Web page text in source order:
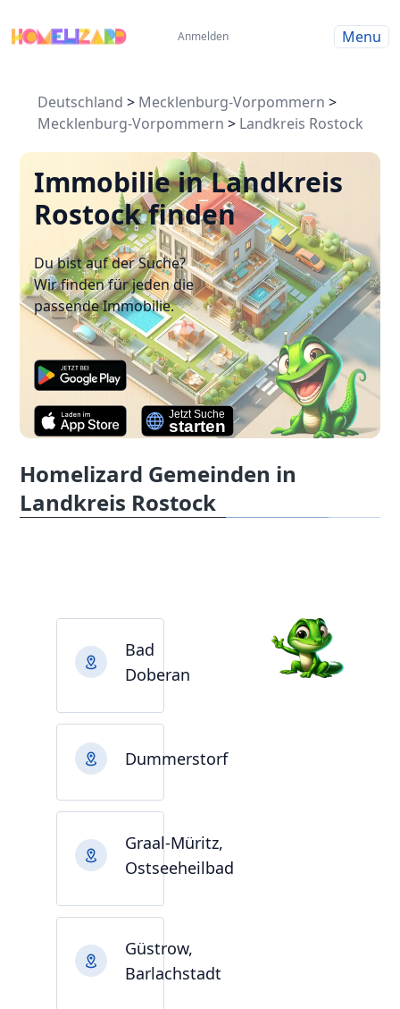
Anmelden Menu
Deutschland > Mecklenburg-Vorpommern >
Mecklenburg-Vorpommern > Landkreis Rostock
Immobilie in Landkreis
Rostock finden
Du bist auf der Suche?
Wir finden für jeden die
passende Immobilie.
Homelizard Gemeinden in
Landkreis Rostock
Bad
Doberan
Dummerstorf
Graal-Müritz,
Ostseeheilbad
Güstrow,
Barlachstadt